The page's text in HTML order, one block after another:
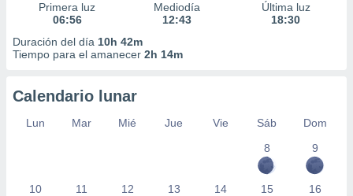
Primera luz
06:56
Mediodía
12:43
Última luz
18:30
Duración del día 10h 42m
Tiempo para el amanecer 2h 14m
Calendario lunar
Lun Mar Mié Jue Vie Sáb
Dom
8
9
10 11 12 13 14 15 16